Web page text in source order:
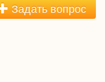
Задать вопрос